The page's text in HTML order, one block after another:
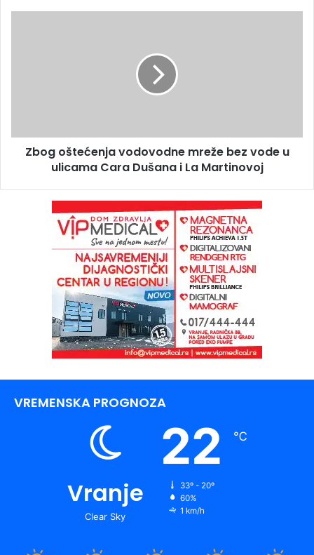
Zbog oštećenja vodovodne mreže bez vode u
ulicama Cara Dušana i La Martinovoj
VREMENSKA PROGNOZA
Vranje
Clear Sky
22 ℃
33º - 20º
60%
1 km/h